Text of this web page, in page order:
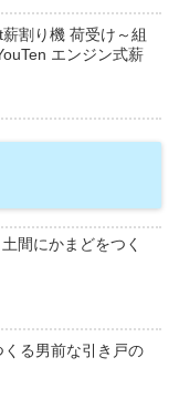
割り機 荷受け～組
エンジン式薪
間にかまどをつく
くる男前な引き戸の